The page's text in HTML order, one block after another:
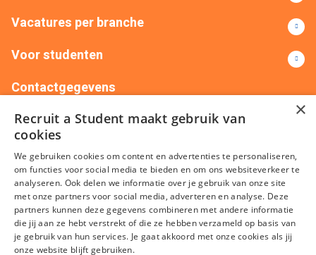
Vacatures per branche
Voor studenten
Contactgegevens
+31(0)88 522 00 76
info@recruitastudent.nl
Alle vestigingen
×
Recruit a Student maakt gebruik van
cookies
We gebruiken cookies om content en advertenties te personaliseren,
om functies voor social media te bieden en om ons websiteverkeer te
analyseren. Ook delen we informatie over je gebruik van onze site
met onze partners voor social media, adverteren en analyse. Deze
partners kunnen deze gegevens combineren met andere informatie
die jij aan ze hebt verstrekt of die ze hebben verzameld op basis van
je gebruik van hun services. Je gaat akkoord met onze cookies als jij
onze website blijft gebruiken.